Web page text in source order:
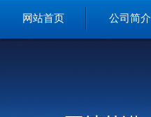
网站首页 公司简介